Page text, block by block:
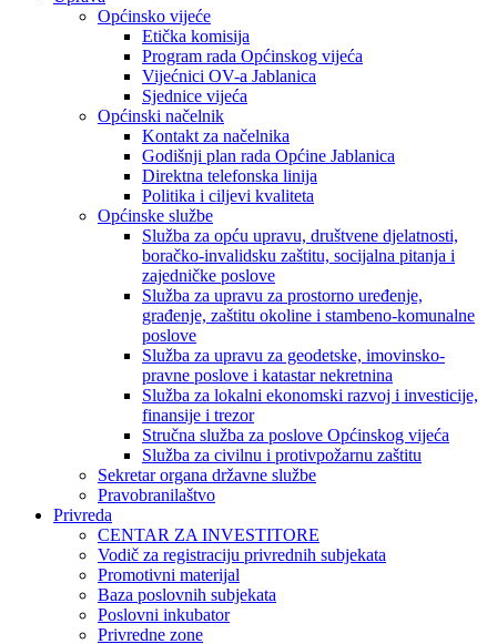
Općinsko vijeće
Etička komisija
Program rada Općinskog vijeća
Vijećnici OV-a Jablanica
Sjednice vijeća
Općinski načelnik
Kontakt za načelnika
Godišnji plan rada Općine Jablanica
Direktna telefonska linija
Politika i ciljevi kvaliteta
Općinske službe
Služba za opću upravu, društvene djelatnosti,
boračko-invalidsku zaštitu, socijalna pitanja i
zajedničke poslove
Služba za upravu za prostorno uređenje,
građenje, zaštitu okoline i stambeno-komunalne
poslove
Služba za upravu za geodetske, imovinsko-
pravne poslove i katastar nekretnina
Služba za lokalni ekonomski razvoj i investicije,
finansije i trezor
Stručna služba za poslove Općinskog vijeća
Služba za civilnu i protivpožarnu zaštitu
Sekretar organa državne službe
Pravobranilaštvo
Privreda
CENTAR ZA INVESTITORE
Vodič za registraciju privrednih subjekata
Promotivni materijal
Baza poslovnih subjekata
Poslovni inkubator
Privredne zone